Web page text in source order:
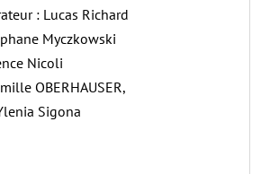
: Lucas Richard
Myczkowski
Nicoli
OBERHAUSER,
Sigona